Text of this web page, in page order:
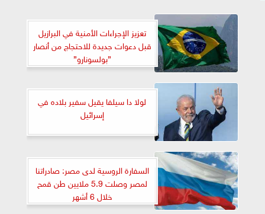
تعزيز الإجراءات الأمنية في البرازيل
قبل دعوات جديدة للاحتجاج من أنصار
”بولسونارو”
لولا دا سيلفا يقيل سفير بلاده في
إسرائيل
السفارة الروسية لدى مصر: صادراتنا
لمصر وصلت 5.9 ملايين طن قمح
خلال 6 أشهر